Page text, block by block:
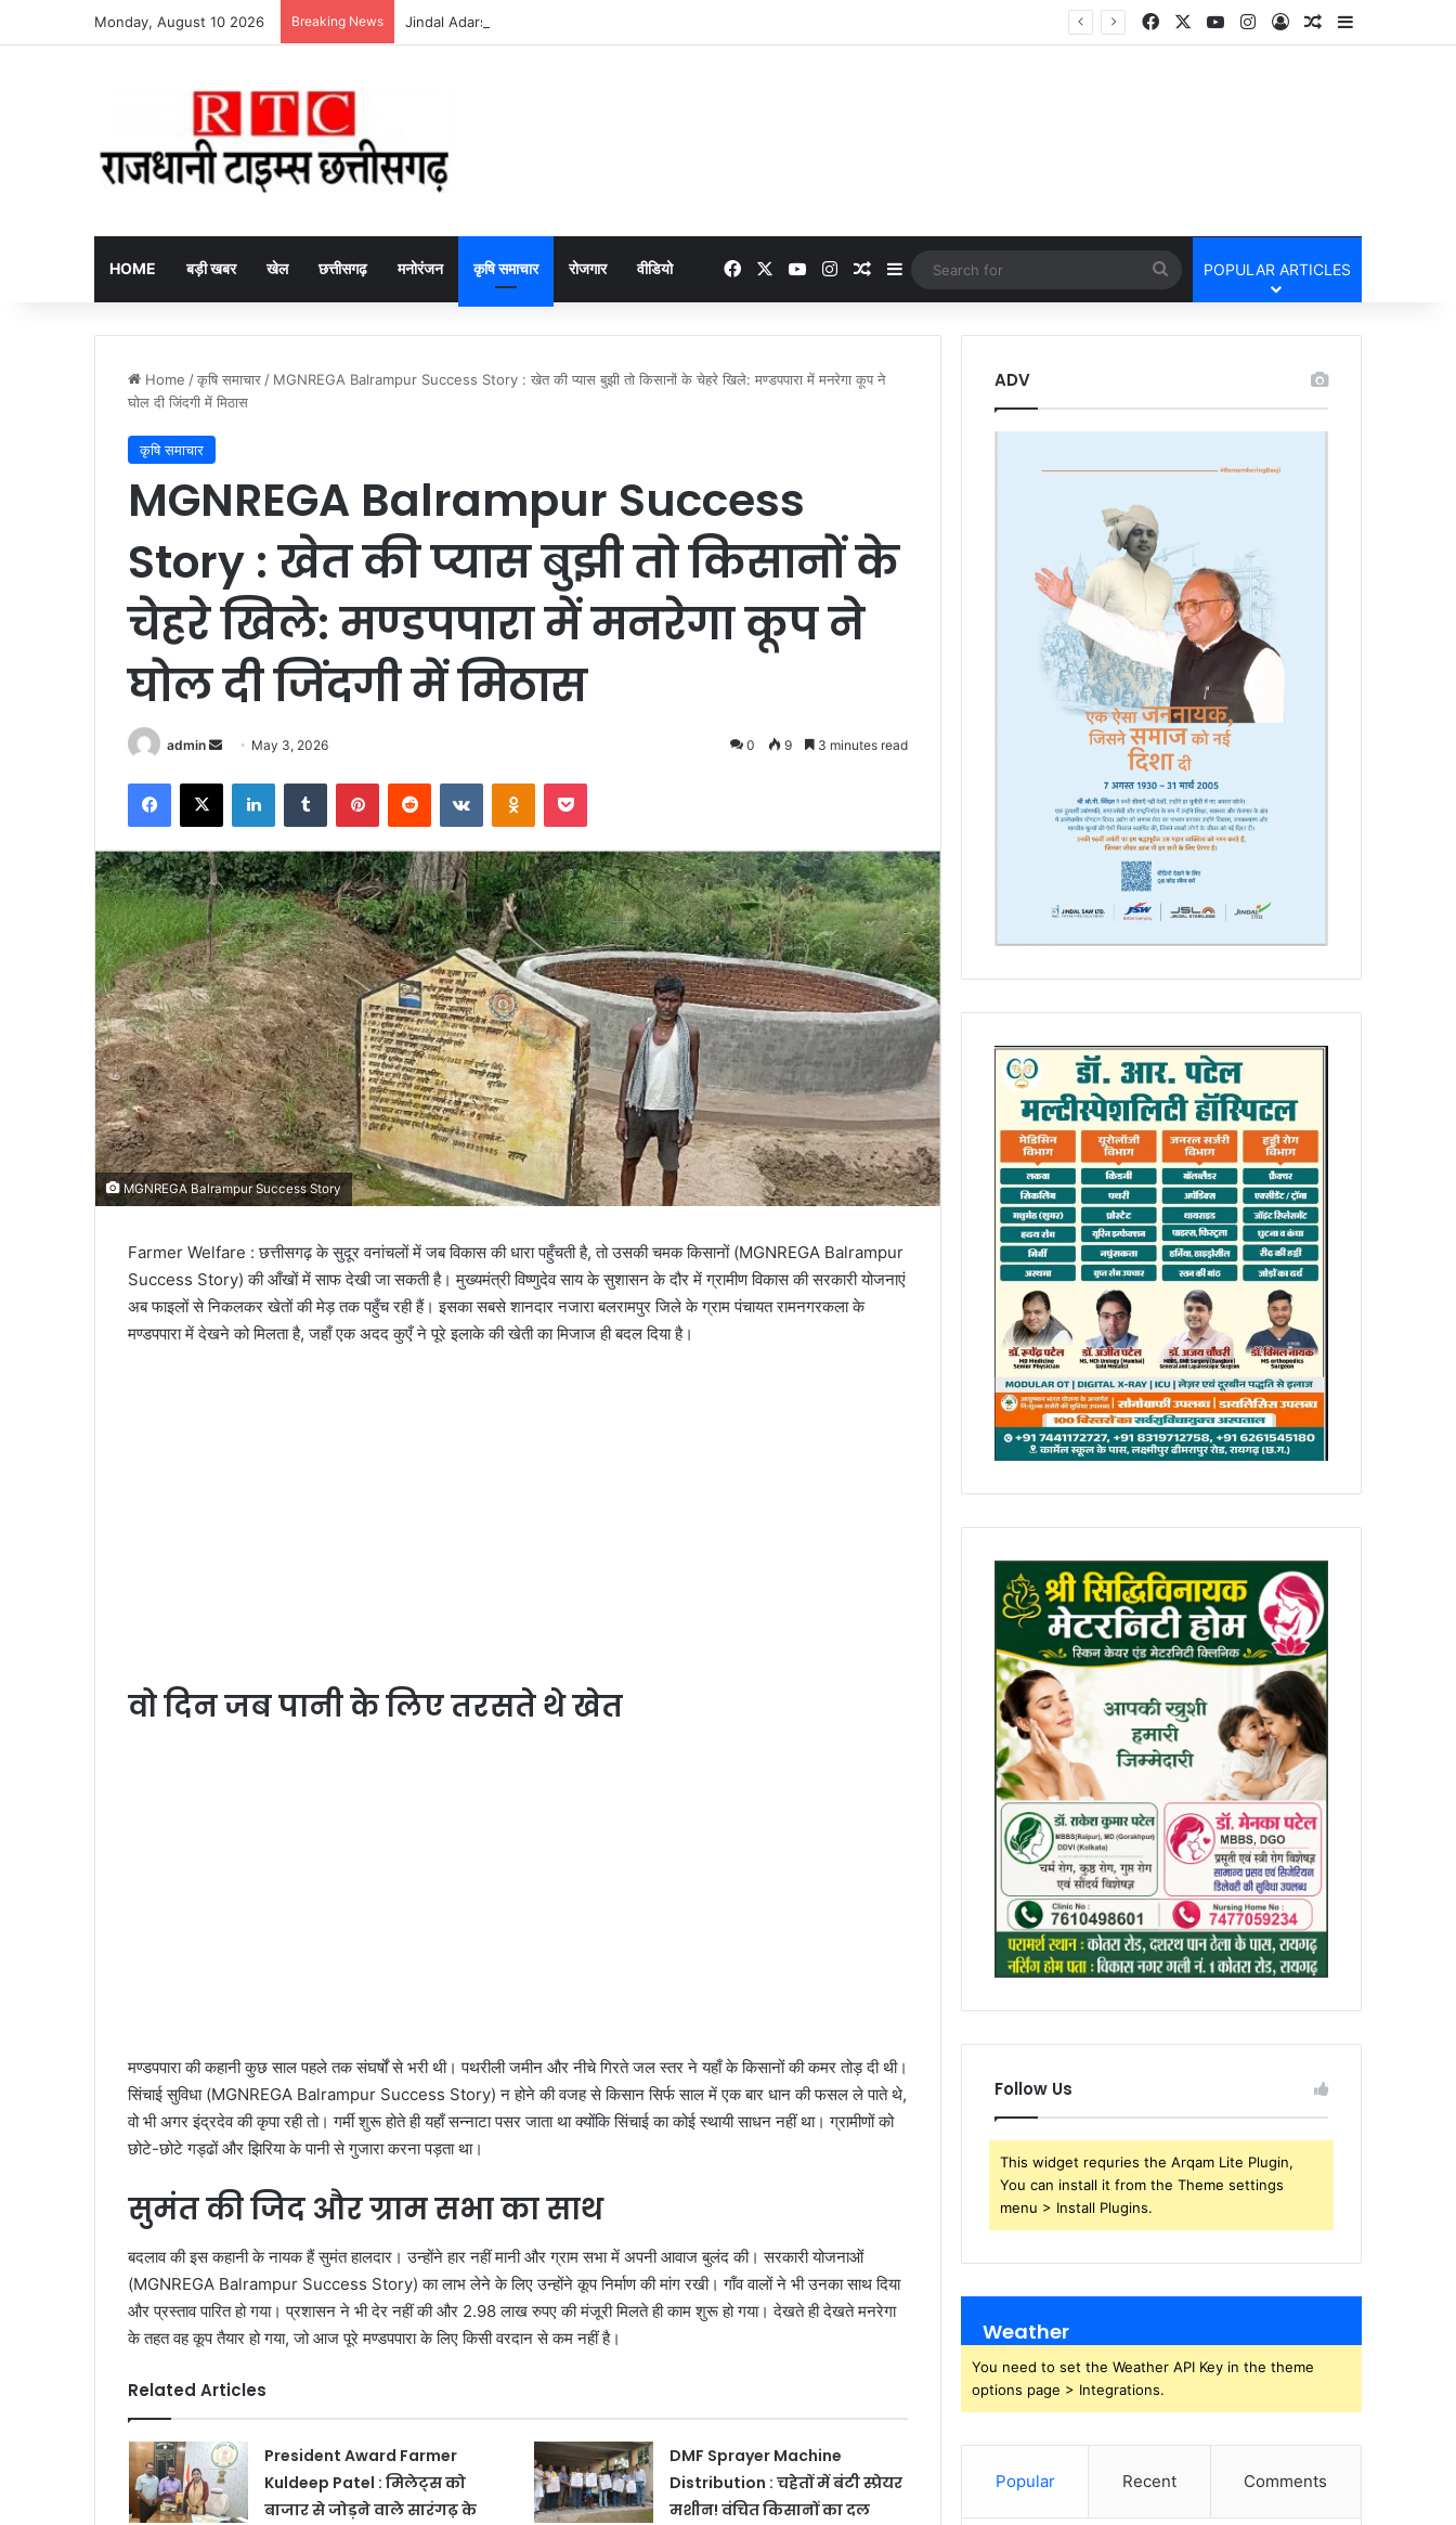
Monday, August 10 2026 Breaking News Jindal Adarsh Gramya Bharti : जिंदल आदर्श ग्राम्य भारती में वार्षिक उत्सव का शानदार आयोजन FacebookYouTubeInstagram
Log InRandom Article
Sidebar
HOME बड़ी खबर खेल छत्तीसगढ़ मनोरंजन कृषि समाचार रोजगार वीडियो FacebookYouTubeInstagramRandom Article
Sidebar
Search
for
POPULAR ARTICLES
Home /कृषि समाचार / MGNREGA Balrampur Success Story : खेत की प्यास बुझी तो किसानों के चेहरे खिले: मण्डपपारा में मनरेगा कूप ने
घोल दी जिंदगी में मिठास
कृषि समाचार
MGNREGA Balrampur Success
Story : खेत की प्यास बुझी तो किसानों के
चेहरे खिले: मण्डपपारा में मनरेगा कूप ने
घोल दी जिंदगी में मिठास
admin
Send
email
May 3, 2026 0 9 3 minutes read
Facebook
X LinkedInTumblr PinterestReddit VKontakteOdnoklassniki
Pocket
MGNREGA Balrampur Success Story
Farmer Welfare : छत्तीसगढ़ के सुदूर वनांचलों में जब विकास की धारा पहुँचती है, तो उसकी चमक किसानों (MGNREGA Balrampur
Success Story) की आँखों में साफ देखी जा सकती है। मुख्यमंत्री विष्णुदेव साय के सुशासन के दौर में ग्रामीण विकास की सरकारी योजनाएं
अब फाइलों से निकलकर खेतों की मेड़ तक पहुँच रही हैं। इसका सबसे शानदार नजारा बलरामपुर जिले के ग्राम पंचायत रामनगरकला के
मण्डपपारा में देखने को मिलता है, जहाँ एक अदद कुएँ ने पूरे इलाके की खेती का मिजाज ही बदल दिया है।
वो दिन जब पानी के लिए तरसते थे खेत
मण्डपपारा की कहानी कुछ साल पहले तक संघर्षों से भरी थी। पथरीली जमीन और नीचे गिरते जल स्तर ने यहाँ के किसानों की कमर तोड़ दी थी।
सिंचाई सुविधा (MGNREGA Balrampur Success Story) न होने की वजह से किसान सिर्फ साल में एक बार धान की फसल ले पाते थे,
वो भी अगर इंद्रदेव की कृपा रही तो। गर्मी शुरू होते ही यहाँ सन्नाटा पसर जाता था क्योंकि सिंचाई का कोई स्थायी साधन नहीं था। ग्रामीणों को
छोटे-छोटे गड्ढों और झिरिया के पानी से गुजारा करना पड़ता था।
सुमंत की जिद और ग्राम सभा का साथ
बदलाव की इस कहानी के नायक हैं सुमंत हालदार। उन्होंने हार नहीं मानी और ग्राम सभा में अपनी आवाज बुलंद की। सरकारी योजनाओं
(MGNREGA Balrampur Success Story) का लाभ लेने के लिए उन्होंने कूप निर्माण की मांग रखी। गाँव वालों ने भी उनका साथ दिया
और प्रस्ताव पारित हो गया। प्रशासन ने भी देर नहीं की और 2.98 लाख रुपए की मंजूरी मिलते ही काम शुरू हो गया। देखते ही देखते मनरेगा
के तहत वह कूप तैयार हो गया, जो आज पूरे मण्डपपारा के लिए किसी वरदान से कम नहीं है।
Related Articles
President Award Farmer
Kuldeep Patel : मिलेट्स को
बाजार से जोड़ने वाले सारंगढ़ के
DMF Sprayer Machine
Distribution : चहेतों में बंटी स्प्रेयर
मशीन! वंचित किसानों का दल
ADV
Follow Us
This widget requries the Arqam Lite Plugin,
You can install it from the Theme settings
menu > Install Plugins.
Weather
You need to set the Weather API Key in the theme
options page > Integrations.
Popular Recent Comments